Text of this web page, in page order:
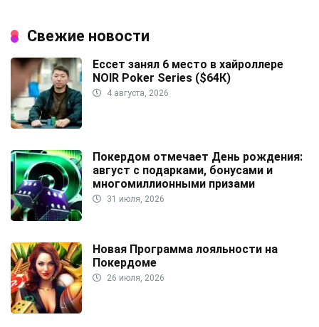
Свежие новости
Ессет занял 6 место в хайроллере
NOIR Poker Series ($64К)
4 августа, 2026
Покердом отмечает День рождения:
август с подарками, бонусами и
многомиллионными призами
31 июля, 2026
Новая Программа лояльности на
Покердоме
26 июля, 2026